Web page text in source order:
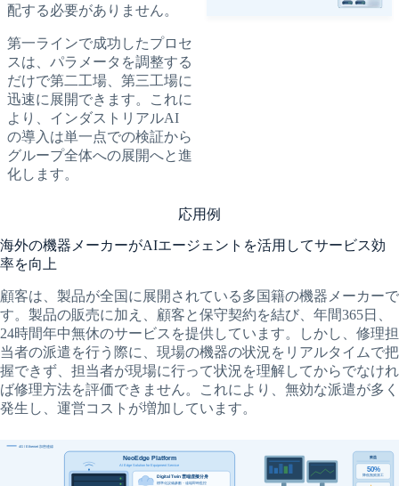
配する必要がありません。
第一ラインで成功したプロセ
スは、パラメータを調整する
だけで第二工場、第三工場に
迅速に展開できます。これに
より、インダストリアルAI
の導入は単一点での検証から
グループ全体への展開へと進
化します。
応用例
海外の機器メーカーがAIエージェントを活用してサービス効
率を向上
顧客は、製品が全国に展開されている多国籍の機器メーカーで
す。製品の販売に加え、顧客と保守契約を結び、年間365日、
24時間年中無休のサービスを提供しています。しかし、修理担
当者の派遣を行う際に、現場の機器の状況をリアルタイムで把
握できず、担当者が現場に行って状況を理解してからでなけれ
ば修理方法を評価できません。これにより、無効な派遣が多く
発生し、運営コストが増加しています。